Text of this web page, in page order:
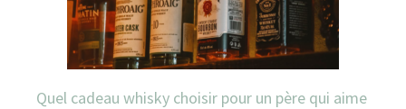
Quel cadeau whisky choisir pour un père qui aime